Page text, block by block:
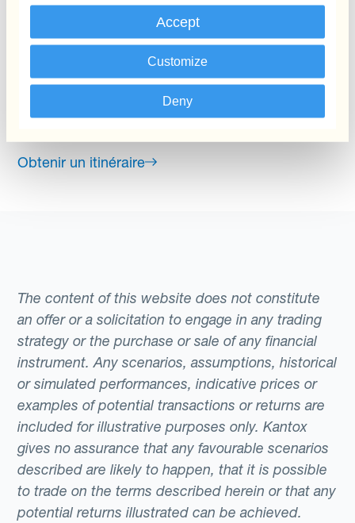
Accept
Customize
Deny
10 Harewood Avenue
NW1 6AA
Obtenir un itinéraire
The content of this website does not constitute
an offer or a solicitation to engage in any trading
strategy or the purchase or sale of any financial
instrument. Any scenarios, assumptions, historical
or simulated performances, indicative prices or
examples of potential transactions or returns are
included for illustrative purposes only. Kantox
gives no assurance that any favourable scenarios
described are likely to happen, that it is possible
to trade on the terms described herein or that any
potential returns illustrated can be achieved.